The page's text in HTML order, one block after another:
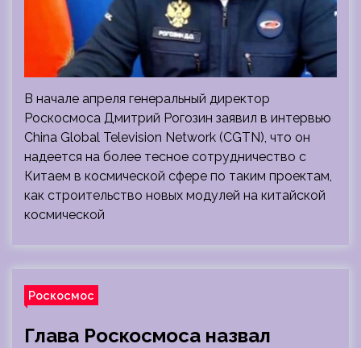
В начале апреля генеральный директор
Роскосмоса Дмитрий Рогозин заявил в интервью
China Global Television Network (CGTN), что он
надеется на более тесное сотрудничество с
Китаем в космической сфере по таким проектам,
как строительство новых модулей на китайской
космической
Роскосмос
Глава Роскосмоса назвал